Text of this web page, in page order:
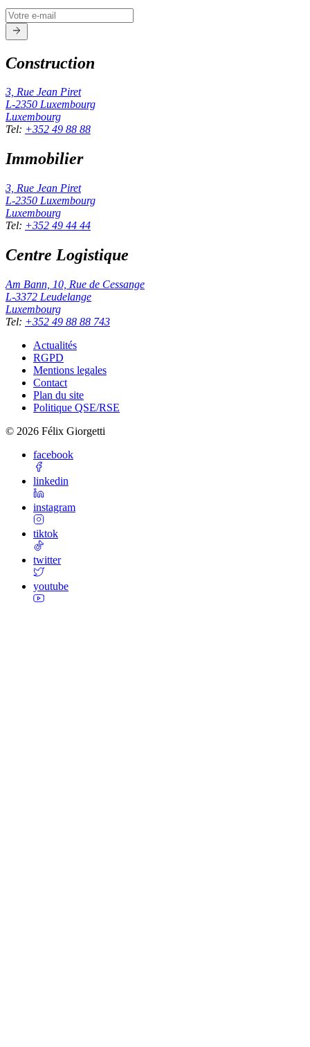
Construction
3, Rue Jean Piret
L-2350 Luxembourg
Luxembourg
Tel: +352 49 88 88
Immobilier
3, Rue Jean Piret
L-2350 Luxembourg
Luxembourg
Tel: +352 49 44 44
Centre Logistique
Am Bann, 10, Rue de Cessange
L-3372 Leudelange
Luxembourg
Tel: +352 49 88 88 743
Actualités
RGPD
Mentions legales
Contact
Plan du site
Politique QSE/RSE
© 2026 Félix Giorgetti
facebook
linkedin
instagram
tiktok
twitter
youtube